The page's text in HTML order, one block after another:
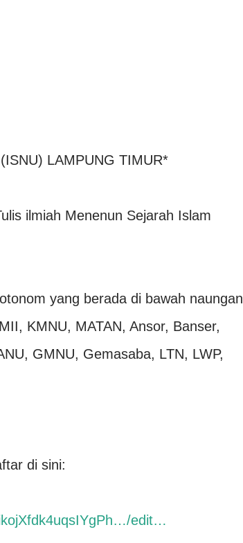
LAMPUNG TIMUR*
ilmiah Menenun Sejarah Islam
yang berada di bawah naungan
KMNU, MATAN, Ansor, Banser,
GMNU, Gemasaba, LTN, LWP,
di sini:
edit…